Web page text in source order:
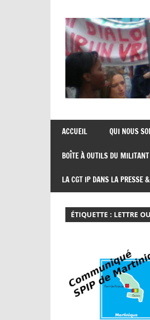
content
CGT
insertion
probation
de
syndicats
insertion
ACCUEIL QUI NOUS
BOÎTE À OUTILS DU MILITANT
LA CGT IP DANS LA PRESSE
ÉTIQUETTE : LETTRE